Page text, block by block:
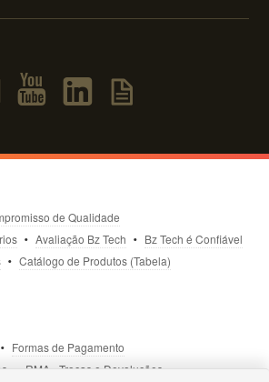
de Qualidade
Avaliação Bz Tech
Bz Tech é Confiável
Catálogo de Produtos (Tabela)
Formas de Pagamento
RMA - Trocas e Devoluções